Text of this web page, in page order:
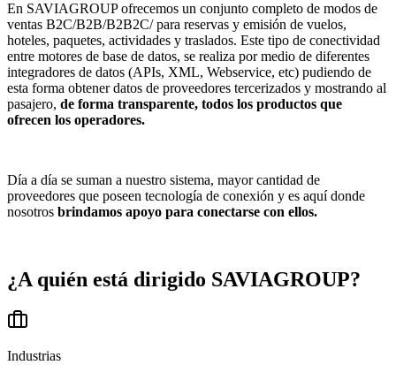
En SAVIAGROUP ofrecemos un conjunto completo de modos de
ventas B2C/B2B/B2B2C/ para reservas y emisión de vuelos,
hoteles, paquetes, actividades y traslados. Este tipo de conectividad
entre motores de base de datos, se realiza por medio de diferentes
integradores de datos (APIs, XML, Webservice, etc) pudiendo de
esta forma obtener datos de proveedores tercerizados y mostrando al
pasajero, de forma transparente, todos los productos que
ofrecen los operadores.
Día a día se suman a nuestro sistema, mayor cantidad de
proveedores que poseen tecnología de conexión y es aquí donde
nosotros brindamos apoyo para conectarse con ellos.
¿A quién está dirigido SAVIAGROUP?
Industrias